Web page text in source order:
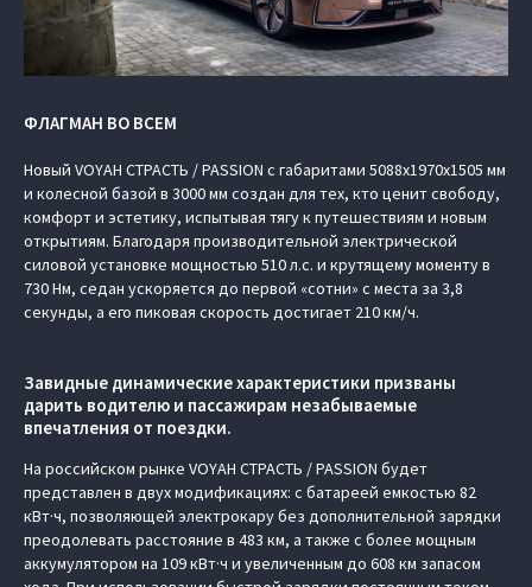
ФЛАГМАН ВО ВСЕМ
Новый VOYAH СТРАСТЬ / PASSION с габаритами 5088х1970х1505 мм
и колесной базой в 3000 мм создан для тех, кто ценит свободу,
комфорт и эстетику, испытывая тягу к путешествиям и новым
открытиям. Благодаря производительной электрической
силовой установке мощностью 510 л.с. и крутящему моменту в
730 Нм, седан ускоряется до первой «сотни» с места за 3,8
секунды, а его пиковая скорость достигает 210 км/ч.
Завидные динамические характеристики призваны
дарить водителю и пассажирам незабываемые
впечатления от поездки.
На российском рынке VOYAH СТРАСТЬ / PASSION будет
представлен в двух модификациях: с батареей емкостью 82
кВт·ч, позволяющей электрокару без дополнительной зарядки
преодолевать расстояние в 483 км, а также с более мощным
аккумулятором на 109 кВт·ч и увеличенным до 608 км запасом